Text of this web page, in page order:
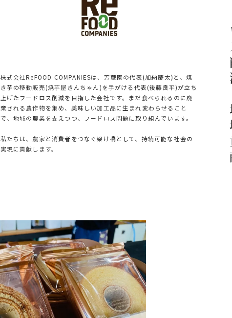
株式会社ReFOOD COMPANIESは、芳蔵園の代表(加納慶太)と、焼
き芋の移動販売(焼芋屋きんちゃん)を手がける代表(後藤良平)が立ち
上げたフードロス削減を目指した会社です。まだ食べられるのに廃
棄される農作物を集め、美味しい加工品に生まれ変わらせること
で、地域の農業を支えつつ、フードロス問題に取り組んでいます。
私たちは、農家と消費者をつなぐ架け橋として、持続可能な社会の
実現に貢献します。